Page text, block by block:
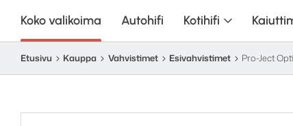
Koko valikoima Autohifi Kotihifi
Etusivu Kauppa Vahvistimet Esivahvistimet Pro-Ject